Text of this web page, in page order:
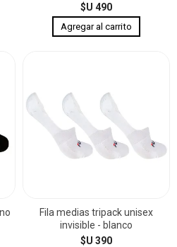
$U 490
Fila medias tripack unisex
invisible - blanco
$U 390